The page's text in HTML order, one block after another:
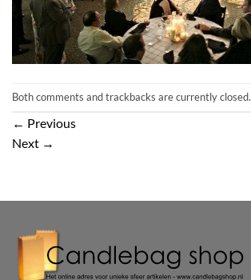
Both comments and trackbacks are currently closed.
← Previous
Next →